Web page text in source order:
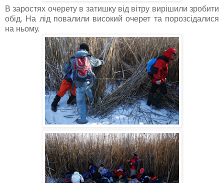
В заростях очерету в затишку від вітру вирішили зробити
обід. На лід повалили високий очерет та порозсідалися
на ньому.